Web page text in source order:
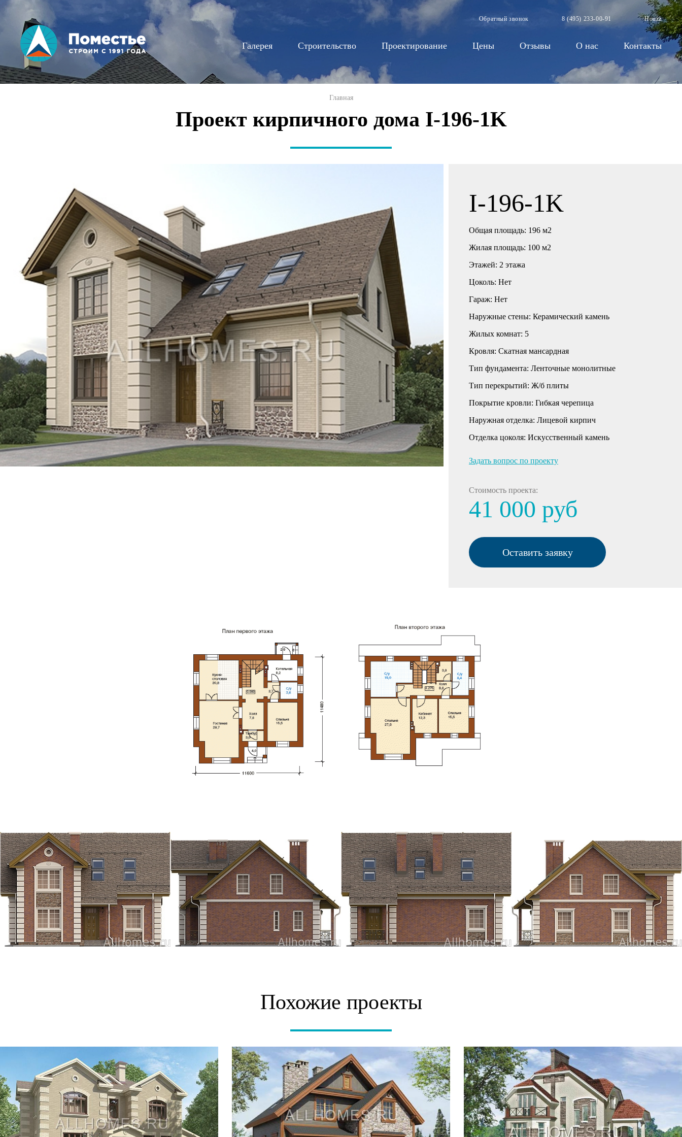
основному
Обратный звонок 8 (495) 233-00-91 Houzz
Галерея Строительство Проектирование Цены Отзывы О нас Контакты
Главная
Проект кирпичного дома I-196-1K
I-196-1K
Общая площадь: 196 м2
Жилая площадь: 100 м2
Этажей: 2 этажа
Цоколь: Нет
Гараж: Нет
Наружные стены: Керамический камень
Жилых комнат: 5
Кровля: Cкатная мансардная
Тип фундамента: Ленточные монолитные
Тип перекрытий: Ж/б плиты
Покрытие кровли: Гибкая черепица
Наружная отделка: Лицевой кирпич
Отделка цоколя: Искусственный камень
Задать вопрос по проекту
Стоимость проекта:
41 000 руб
Оставить заявку
Похожие проекты